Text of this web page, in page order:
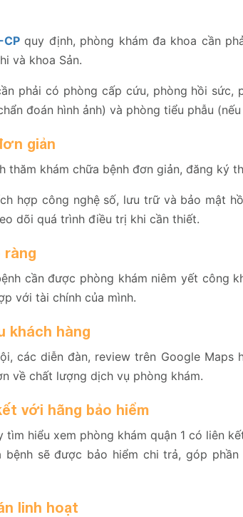
quy định, phòng khám đa khoa cần
và khoa Sản.
phải có phòng cấp cứu, phòng hồi sức,
đoán hình ảnh) và phòng tiểu phẫu
giản
thăm khám chữa bệnh đơn giản, đăng ký
hợp công nghệ số, lưu trữ và bảo mật
dõi quá trình điều trị khi cần thiết.
ràng
cần được phòng khám niêm yết công
với tài chính của mình.
khách hàng
các diễn đàn, review trên Google Maps
về chất lượng dịch vụ phòng khám.
với hãng bảo hiểm
tìm hiểu xem phòng khám quận 1 có liên
bệnh sẽ được bảo hiểm chi trả, góp
linh hoạt